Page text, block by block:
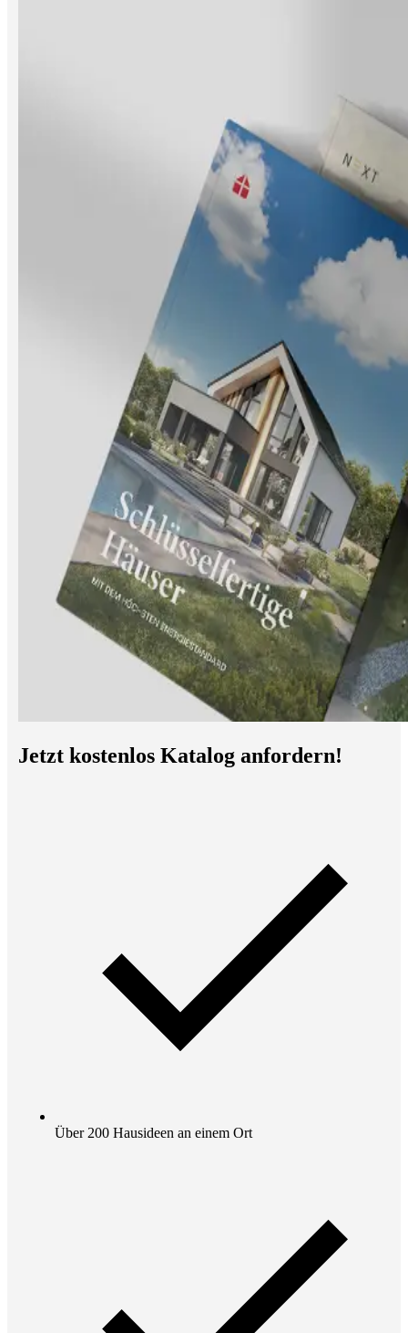
Jetzt kostenlos Katalog anfordern!
Über 200 Hausideen an einem Ort